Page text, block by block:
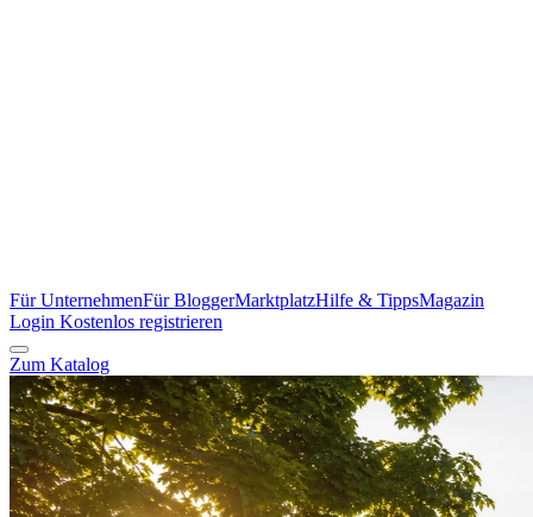
Für UnternehmenFür BloggerMarktplatzHilfe & TippsMagazin
Login Kostenlos registrieren
Zum Katalog